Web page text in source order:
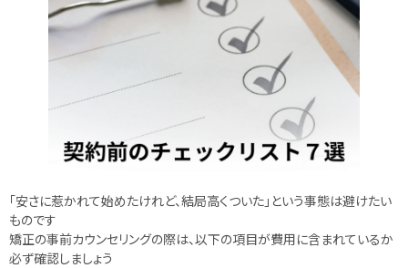
「安さに惹かれて始めたけれど、結局高くついた」という事態は避けたい
ものです
矯正の事前カウンセリングの際は、以下の項目が費用に含まれているか
必ず確認しましょう